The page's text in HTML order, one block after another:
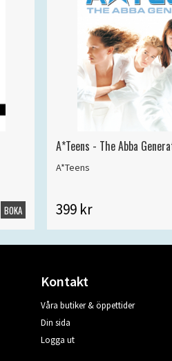
BOKA
A*Teens - The Abba
A*Teens
399 kr
Kontakt
Våra butiker & öppettider
Din sida
Logga ut